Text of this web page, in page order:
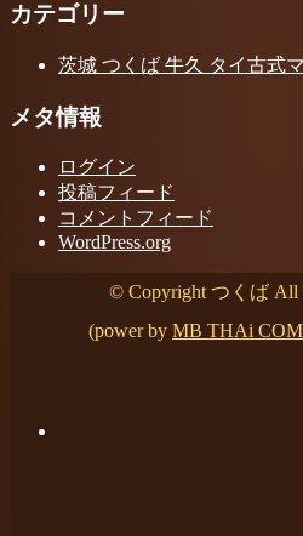
カテゴリー
茨城 つくば 牛久 タイ古式
メタ情報
ログイン
投稿フィード
コメントフィード
WordPress.org
© Copyright つくば All
(power by MB THAi